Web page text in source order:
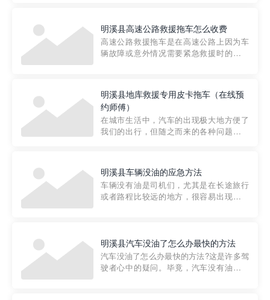
细解析一下市区事故救援拖车的收费标
准，以及在选用拖车服务时应注...
明溪县高速公路救援拖车怎么收费
高速公路救援拖车是在高速公路上因为车
辆故障或意外情况需要紧急救援时的必备
路救援拖车的收费标准是由当地交通管理
部门制定的。起步价通...
明溪县地库救援专用皮卡拖车（在线预
约师傅）
在城市生活中，汽车的出现极大地方便了
我们的出行，但随之而来的各种问题也让
紧急情况下，我们需要一种高效可靠的救
援方式。而这时，地库救援专...
明溪县车辆没油的应急方法
车辆没有油是司机们，尤其是在长途旅行
或者路程比较远的地方，很容易出现这种
的送油师傅，解决没油的紧急情况。 首
先，让我们来了解一下穿...
明溪县汽车没油了怎么办最快的方法
汽车没油了怎么办最快的方法?这是许多驾
驶者心中的疑问。毕竟，汽车没有油就无